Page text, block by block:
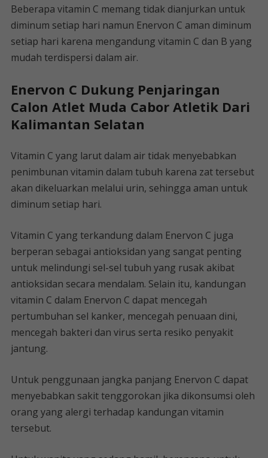
Beberapa vitamin C memang tidak dianjurkan untuk
diminum setiap hari namun Enervon C aman diminum
setiap hari karena mengandung vitamin C dan B yang
mudah terdispersi dalam air.
Enervon C Dukung Penjaringan
Calon Atlet Muda Cabor Atletik Dari
Kalimantan Selatan
Vitamin C yang larut dalam air tidak menyebabkan
penimbunan vitamin dalam tubuh karena zat tersebut
akan dikeluarkan melalui urin, sehingga aman untuk
diminum setiap hari.
Vitamin C yang terkandung dalam Enervon C juga
berperan sebagai antioksidan yang sangat penting
untuk melindungi sel-sel tubuh yang rusak akibat
antioksidan secara mendalam. Selain itu, kandungan
vitamin C dalam Enervon C dapat mencegah
pertumbuhan sel kanker, mencegah penuaan dini,
mencegah bakteri dan virus serta resiko penyakit
jantung.
Untuk penggunaan jangka panjang Enervon C dapat
menyebabkan sakit tenggorokan jika dikonsumsi oleh
orang yang alergi terhadap kandungan vitamin
tersebut.